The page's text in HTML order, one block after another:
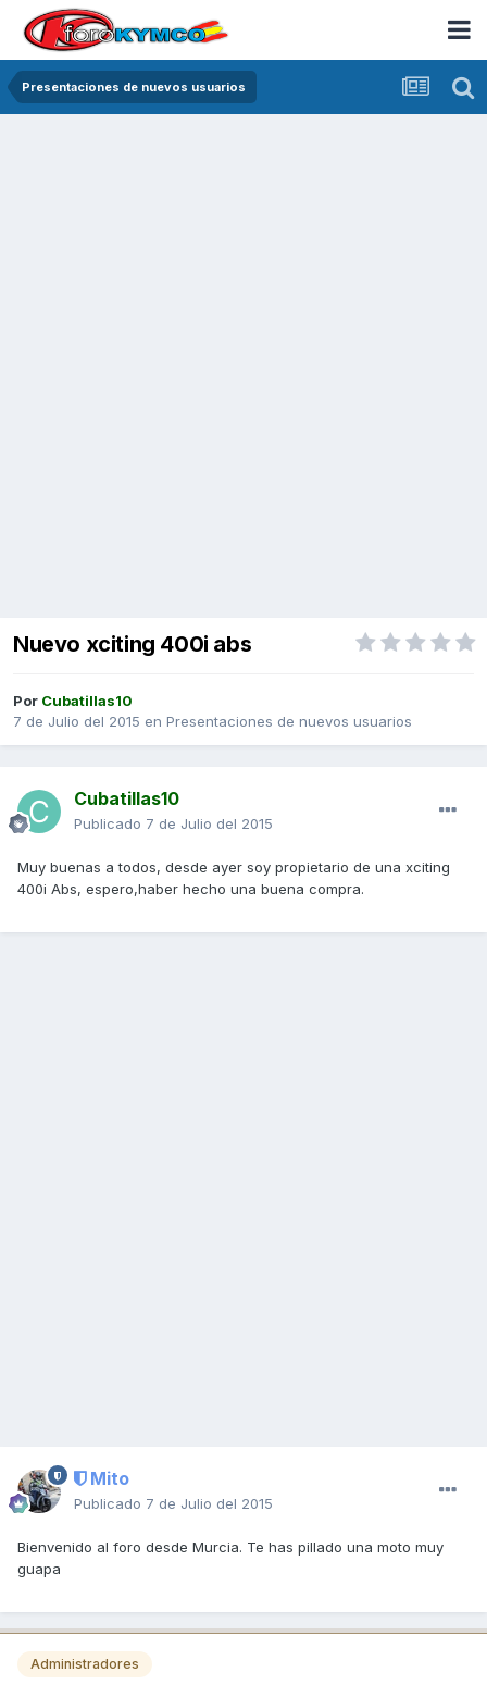
Presentaciones de nuevos usuarios
Nuevo xciting 400i abs
Por Cubatillas10
7 de Julio del 2015 en Presentaciones de nuevos usuarios
Cubatillas10
Publicado 7 de Julio del 2015
Muy buenas a todos, desde ayer soy propietario de una xciting
400i Abs, espero,haber hecho una buena compra.
Mito
Publicado 7 de Julio del 2015
Bienvenido al foro desde Murcia. Te has pillado una moto muy
guapa
Administradores